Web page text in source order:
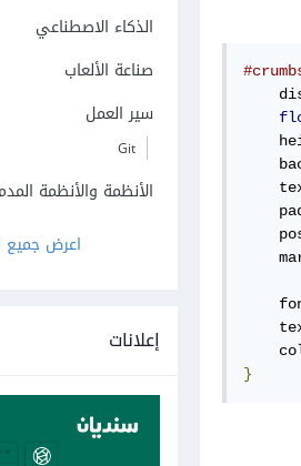
}
الذكاء الاصطناعي
صناعة الألعاب
سير العمل
Git
الأنظمة والأنظمة
اعرض جميع
إعلانات